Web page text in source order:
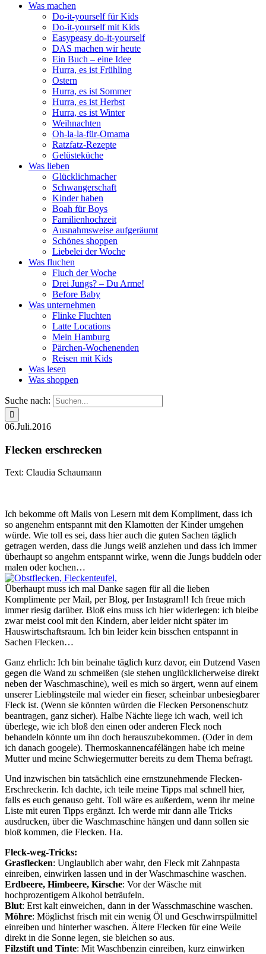
Was machen
Do-it-yourself für Kids
Do-it-yourself mit Kids
Easypeasy do-it-yourself
DAS machen wir heute
Ein Buch – eine Idee
Hurra, es ist Frühling
Ostern
Hurra, es ist Sommer
Hurra, es ist Herbst
Hurra, es ist Winter
Weihnachten
Oh-la-la-für-Omama
Ratzfatz-Rezepte
Gelüsteküche
Was lieben
Glücklichmacher
Schwangerschaft
Kinder haben
Boah für Boys
Familienhochzeit
Ausnahmsweise aufgeräumt
Schönes shoppen
Liebelei der Woche
Was fluchen
Fluch der Woche
Drei Jungs? – Du Arme!
Before Baby
Was unternehmen
Flinke Fluchten
Latte Locations
Mein Hamburg
Pärchen-Wochenenden
Reisen mit Kids
Was lesen
Was shoppen
Suche nach:
06.Juli.2016
Flecken erschrecken
Text: Claudia Schaumann
Ich bekomme oft Mails von Lesern mit dem Kompliment, dass ich
so angenehm entspannt mit den Klamotten der Kinder umgehen
würde. Wie toll es sei, dass hier auch die guten Sachen täglich
getragen werden, dass die Jungs weiß anziehen und dass ich immer
überhaupt so angehm entspannt wirke, wenn die Jungs buddeln oder
malen oder kochen…
Überhaupt muss ich mal Danke sagen für all die lieben
Komplimente per Mail, per Blog, per Instagram!! Ich freue mich
immer riesig darüber. Bloß eins muss ich hier widerlegen: ich bleibe
zwar meist cool mit den Kindern, aber leider nicht später im
Hauswirtschaftsraum. Ich bin leider kein bisschen entspannt in
Sachen Flecken…
Ganz ehrlich: Ich bin beinahe täglich kurz davor, ein Dutzend Vasen
gegen die Wand zu schmeißen (sie stehen unglücklicherweise direkt
neben der Waschmaschine), weil es mich so ärgert, wenn auf einem
unserer Lieblingsteile mal wieder ein fieser, scheinbar unbesiegbarer
Fleck ist. (Wenn sie könnten würden die Flecken Personenschutz
beantragen, ganz sicher). Halbe Nächte liege ich wach, weil ich
überlege, wie ich bloß den einen oder anderen Fleck noch
behandeln könnte um ihn doch herauszubekommen. (Oder in dem
ich danach googele). Thermoskannencafélängen habe ich meine
Mutter und meine Schwiegermutter bereits zu dem Thema befragt.
Und inzwischen bin tatsächlich eine ernstzunehmende Flecken-
Erschreckerin. Ich dachte, ich teile meine Tipps mal schnell hier,
falls es euch genauso geht. Toll wäre es außerdem, wenn ihr meine
Liste mit euren Tipps ergänzt. Ich werde mir dann alle Tricks
ausdrucken, über die Waschmaschine hängen und dann sollen sie
bloß kommen, die Flecken. Ha.
Fleck-weg-Tricks:
Grasflecken: Unglaublich aber wahr, den Fleck mit Zahnpasta
einreiben, einwirken lassen und in der Waschmaschine waschen.
Erdbeere, Himbeere, Kirsche: Vor der Wäsche mit
hochprozentigem Alkohol beträufeln.
Blut: Erst kalt einweichen, dann in der Wasschmaschine waschen.
Möhre: Möglichst frisch mit ein wenig Öl und Geschwirrspülmittel
einreiben und hinterher waschen. Ältere Flecken für eine Weile
direkt in die Sonne legen, sie bleichen so aus.
Filzstift und Tinte: Mit Waschbenzin einreiben, kurz einwirken